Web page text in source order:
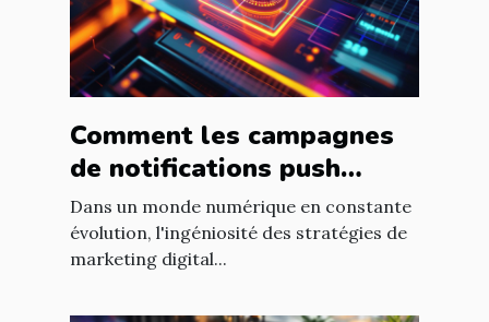
Comment les campagnes
de notifications push
peuvent dynamiser le
référencement
Dans un monde numérique en constante
évolution, l'ingéniosité des stratégies de
marketing digital...